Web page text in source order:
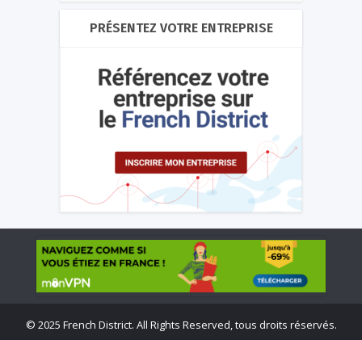
PRÉSENTEZ VOTRE ENTREPRISE
© 2025 French District. All Rights Reserved, tous droits réservés.